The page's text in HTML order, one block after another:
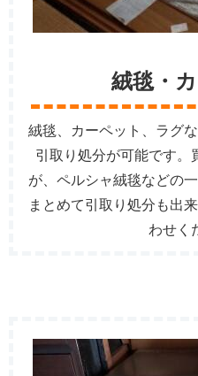
絨毯・
絨毯、カーペット、ラグ
引取り処分が可能です。
が、ペルシャ絨毯などの
まとめて引取り処分も出
わせく